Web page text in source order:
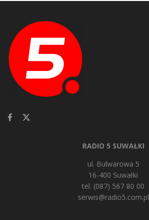
RADIO 5 SUWAŁKI
ul. Bulwarowa 5
16-400 Suwałki
tel. (087) 567 80 00
serwis@radio5.com.pl